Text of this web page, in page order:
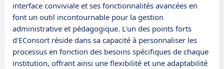
interface conviviale et ses fonctionnalités avancées en
font un outil incontournable pour la gestion
administrative et pédagogique. L'un des points forts
d'EConsort réside dans sa capacité à personnaliser les
processus en fonction des besoins spécifiques de chaque
institution, offrant ainsi une flexibilité et une adaptabilité